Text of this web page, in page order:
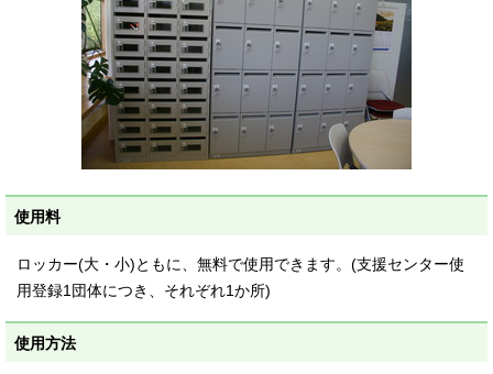
使用料
ロッカー(大・小)ともに、無料で使用できます。(支援センター使
用登録1団体につき、それぞれ1か所)
使用方法